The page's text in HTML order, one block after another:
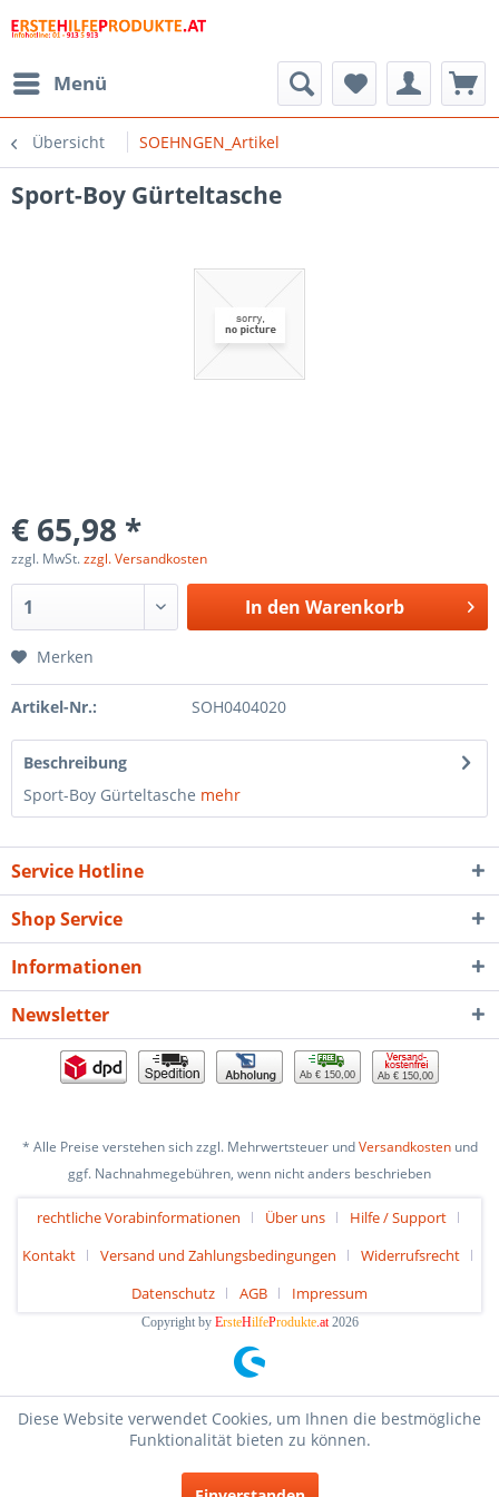
Menü
Übersicht SOEHNGEN_Artikel
Sport-Boy Gürteltasche
€ 65,98 *
zzgl. MwSt.zzgl. Versandkosten
In den Warenkorb
Merken
Artikel-Nr.: SOH0404020
Beschreibung
Sport-Boy Gürteltasche mehr
Service Hotline
Shop Service
Informationen
Newsletter
Ab € 150,00 Ab € 150,00
* Alle Preise verstehen sich zzgl. Mehrwertsteuer undVersandkostenund
ggf. Nachnahmegebühren, wenn nicht anders beschrieben
rechtliche Vorabinformationen Über uns
Hilfe / Support
Kontakt
Versand und Zahlungsbedingungen
Widerrufsrecht
Datenschutz
AGB Impressum
Copyright by ErsteHilfeProdukte.at2026
Diese Website verwendet Cookies, um Ihnen die bestmögliche
Funktionalität bieten zu können.